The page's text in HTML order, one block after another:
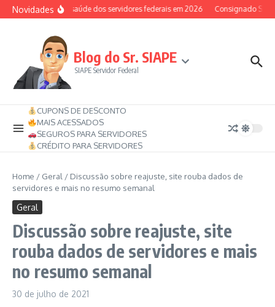
Ir para o conteúdo
NovidadesAuxílio-saúde dos servidores federais em 2026 Consignado
Blog do Sr. SIAPE
SIAPE Servidor Federal
CUPONS DE DESCONTO
MAIS ACESSADOS
SEGUROS PARA SERVIDORES
CRÉDITO PARA SERVIDORES
Home / Geral / Discussão sobre reajuste, site rouba dados de
servidores e mais no resumo semanal
Geral
Discussão sobre reajuste, site
rouba dados de servidores e mais
no resumo semanal
30 de julho de 2021